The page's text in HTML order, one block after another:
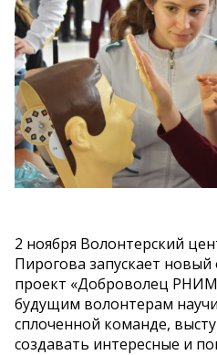
2 ноября Волонтерский
Пирогова запускает
проект «Доброволец
будущим волонтерам
сплоченной команде,
создавать интересные и